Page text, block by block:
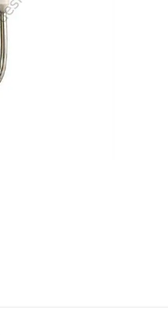
Saka ve Doğa Kuşu
Yemleri
Kumlar